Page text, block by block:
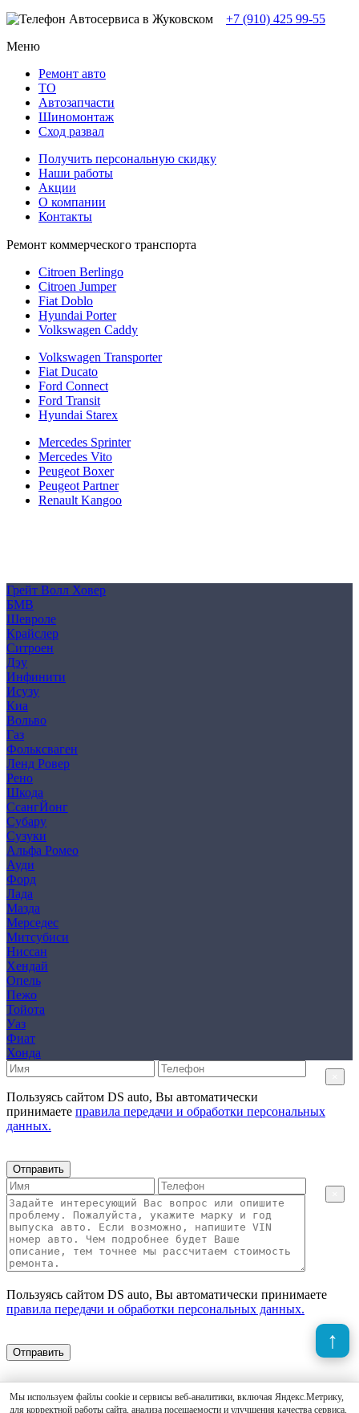
+7 (910) 425 99-55
Меню
Ремонт авто
TO
Автозапчасти
Шиномонтаж
Сход развал
Получить персональную скидку
Наши работы
Акции
О компании
Контакты
Ремонт коммерческого транспорта
Citroen Berlingo
Citroen Jumper
Fiat Doblo
Hyundai Porter
Volkswagen Caddy
Volkswagen Transporter
Fiat Ducato
Ford Connect
Ford Transit
Hyundai Starex
Mercedes Sprinter
Mercedes Vito
Peugeot Boxer
Peugeot Partner
Renault Kangoo
Грейт Волл Ховер
БМВ
Шевроле
Крайслер
Ситроен
Дэу
Инфинити
Исузу
Киа
Вольво
Газ
Фольксваген
Ленд Ровер
Рено
Шкода
СсангЙонг
Субару
Сузуки
Альфа Ромео
Ауди
Форд
Лада
Мазда
Мерседес
Митсубиси
Ниссан
Хендай
Опель
Пежо
Тойота
Уаз
Фиат
Хонда
Мы используем файлы cookie и сервисы веб-аналитики, включая Яндекс.Метрику,
для корректной работы сайта, анализа посещаемости и улучшения качества сервиса.
Пользуясь сайтом DS auto, Вы автоматически
принимаете правила передачи и обработки персональных
данных.
Отправить
Пользуясь сайтом DS auto, Вы автоматически принимаете
правила передачи и обработки персональных данных.
Отправить